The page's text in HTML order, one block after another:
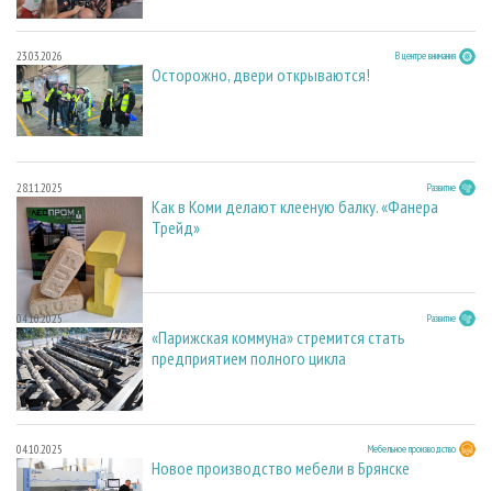
23.03.2026 В центре внимания
Осторожно, двери открываются!
28.11.2025 Развитие
Как в Коми делают клееную балку. «Фанера
Трейд»
04.10.2025 Развитие
«Парижская коммуна» стремится стать
предприятием полного цикла
04.10.2025 Мебельное производство
Новое производство мебели в Брянске